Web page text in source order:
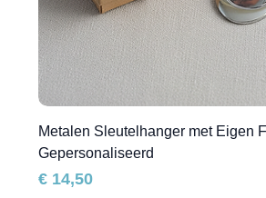
Metalen Sleutelhanger met Eigen
Gepersonaliseerd
Prijs
€ 14,50